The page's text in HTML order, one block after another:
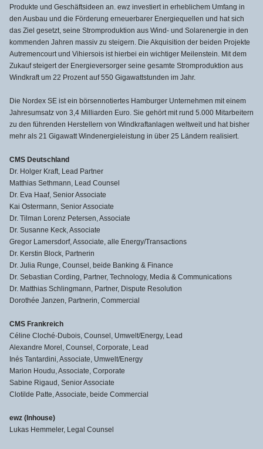
Produkte und Geschäftsideen an. ewz investiert in erheblichem Umfang in
den Ausbau und die Förderung erneuerbarer Energiequellen und hat sich
das Ziel gesetzt, seine Stromproduktion aus Wind- und Solarenergie in den
kommenden Jahren massiv zu steigern. Die Akquisition der beiden Projekte
Autremencourt und Vihiersois ist hierbei ein wichtiger Meilenstein. Mit dem
Zukauf steigert der Energieversorger seine gesamte Stromproduktion aus
Windkraft um 22 Prozent auf 550 Gigawattstunden im Jahr.
Die Nordex SE ist ein börsennotiertes Hamburger Unternehmen mit einem
Jahresumsatz von 3,4 Milliarden Euro. Sie gehört mit rund 5.000 Mitarbeitern
zu den führenden Herstellern von Windkraftanlagen weltweit und hat bisher
mehr als 21 Gigawatt Windenergieleistung in über 25 Ländern realisiert.
CMS Deutschland
Dr. Holger Kraft, Lead Partner
Matthias Sethmann, Lead Counsel
Dr. Eva Haaf, Senior Associate
Kai Ostermann, Senior Associate
Dr. Tilman Lorenz Petersen, Associate
Dr. Susanne Keck, Associate
Gregor Lamersdorf, Associate, alle Energy/Transactions
Dr. Kerstin Block, Partnerin
Dr. Julia Runge, Counsel, beide Banking & Finance
Dr. Sebastian Cording, Partner, Technology, Media & Communications
Dr. Matthias Schlingmann, Partner, Dispute Resolution
Dorothée Janzen, Partnerin, Commercial
CMS Frankreich
Céline Cloché-Dubois, Counsel, Umwelt/Energy, Lead
Alexandre Morel, Counsel, Corporate, Lead
Inés Tantardini, Associate, Umwelt/Energy
Marion Houdu, Associate, Corporate
Sabine Rigaud, Senior Associate
Clotilde Patte, Associate, beide Commercial
ewz (Inhouse)
Lukas Hemmeler, Legal Counsel